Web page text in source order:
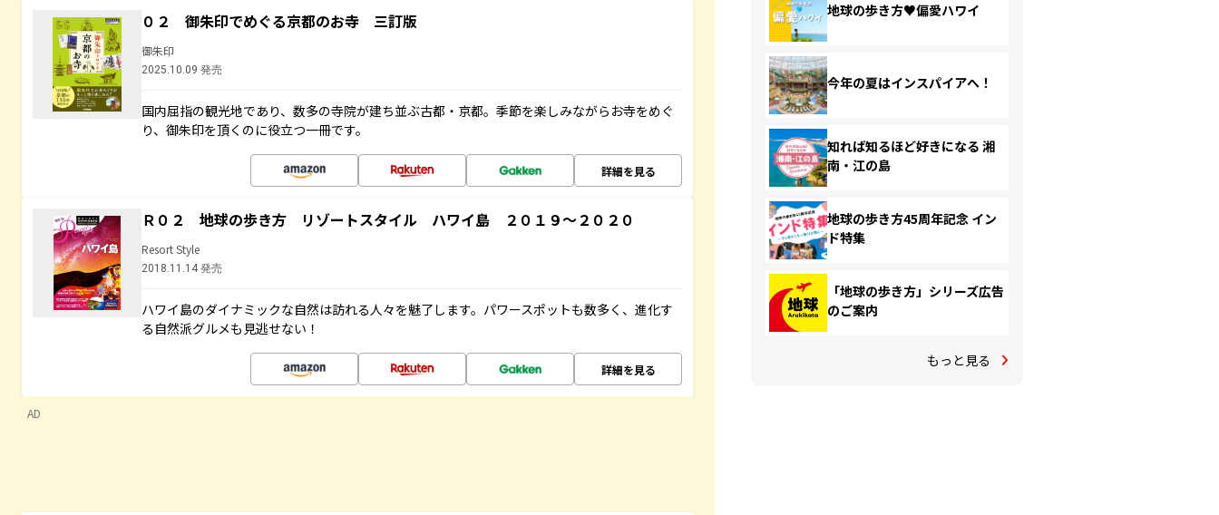
０２ 御朱印でめぐる京都のお寺 三訂版
御朱印
2025.10.09 発売
国内屈指の観光地であり、数多の寺院が建ち並ぶ古都・京都。季節を楽しみながらお寺をめぐ
り、御朱印を頂くのに役立つ一冊です。
詳細を見る
Ｒ０２ 地球の歩き方 リゾートスタイル ハワイ島 ２０１９～２０２０
Resort Style
2018.11.14 発売
ハワイ島のダイナミックな自然は訪れる人々を魅了します。パワースポットも数多く、進化す
る自然派グルメも見逃せない！
詳細を見る
AD
地球の歩き方♥偏愛ハワイ
今年の夏はインスパイアへ！
知れば知るほど好きになる 湘
南・江の島
地球の歩き方45周年記念 イン
ド特集
「地球の歩き方」シリーズ広告
のご案内
もっと見る